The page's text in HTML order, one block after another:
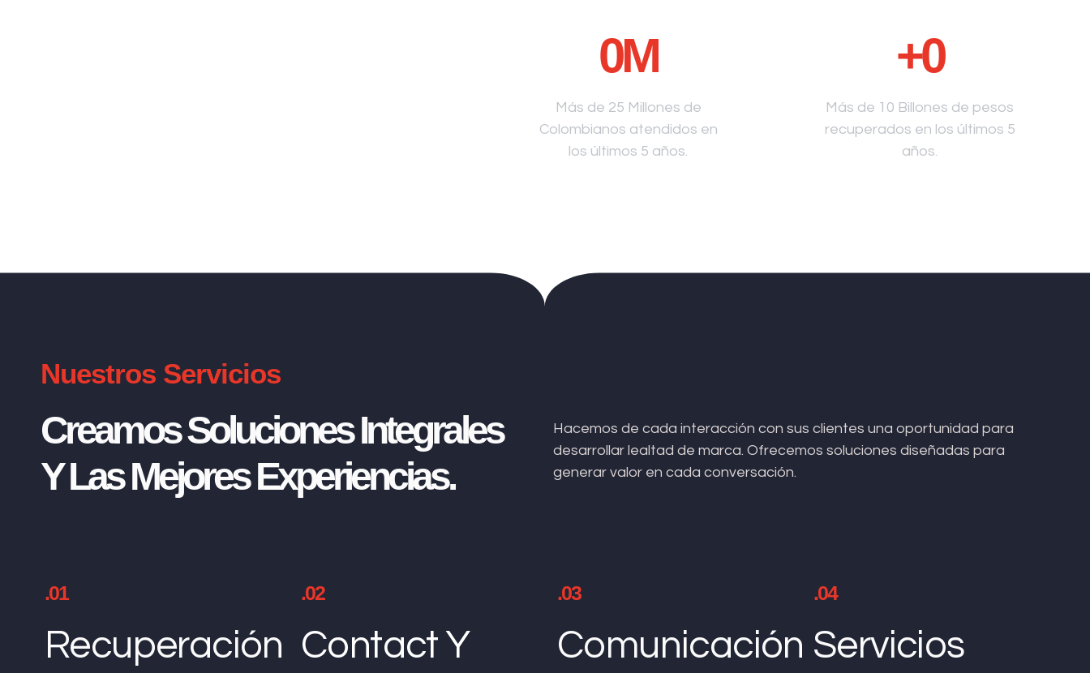
0M
Más de 25 Millones de
Colombianos atendidos en
los últimos 5 años.
+0
Más de 10 Billones de pesos
recuperados en los últimos 5
años.
Nuestros Servicios
Creamos Soluciones Integrales
Y Las Mejores Experiencias.
Hacemos de cada interacción con sus clientes una oportunidad para
desarrollar lealtad de marca. Ofrecemos soluciones diseñadas para
generar valor en cada conversación.
.01
Recuperación
.02
Contact Y
.03
Comunicación
.04
Servicios